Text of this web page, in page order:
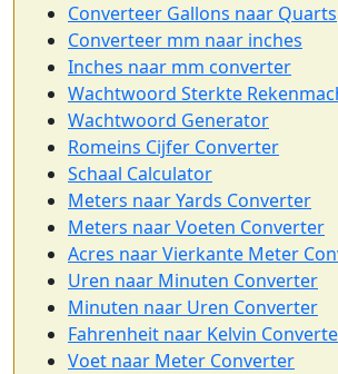
Converteer Gallons naar Quarts
Converteer mm naar inches
Inches naar mm converter
Wachtwoord Sterkte
Wachtwoord Generator
Romeins Cijfer Converter
Schaal Calculator
Meters naar Yards Converter
Meters naar Voeten Converter
Acres naar Vierkante Meter
Uren naar Minuten Converter
Minuten naar Uren Converter
Fahrenheit naar Kelvin
Voet naar Meter Converter